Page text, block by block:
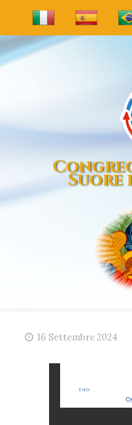
Suore
16 Settembre 2024